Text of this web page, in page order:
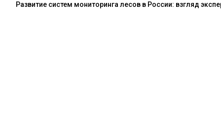
Развитие систем мониторинга лесов в России: взгляд